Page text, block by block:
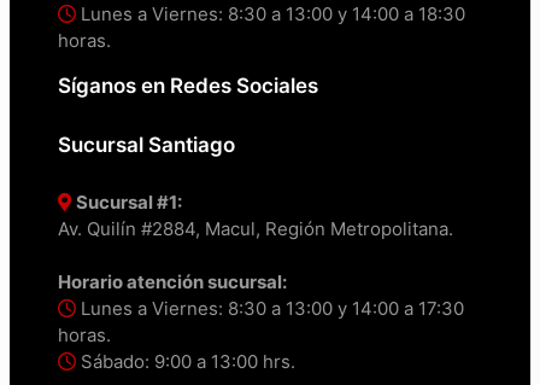
Lunes a Viernes: 8:30 a 13:00 y 14:00 a 18:30
horas.
Síganos en Redes Sociales
Sucursal Santiago
Sucursal #1:
Av. Quilín #2884, Macul, Región Metropolitana.
Horario atención sucursal:
Lunes a Viernes: 8:30 a 13:00 y 14:00 a 17:30
horas.
Sábado: 9:00 a 13:00 hrs.